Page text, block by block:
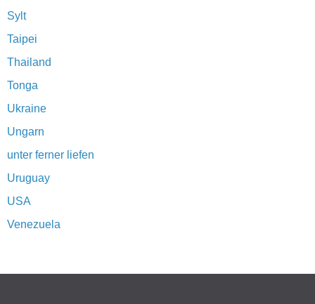
Sylt
Taipei
Thailand
Tonga
Ukraine
Ungarn
unter ferner liefen
Uruguay
USA
Venezuela